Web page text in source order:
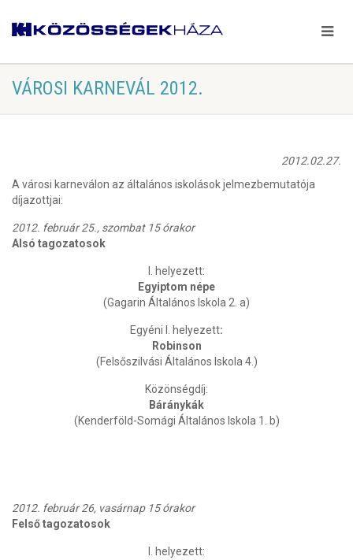
VÁROSI KARNEVÁL 2012.
2012.02.27.
A városi karneválon az általános iskolások jelmezbemutatója
díjazottjai:
2012. február 25., szombat 15 órakor
Alsó tagozatosok
I. helyezett:
Egyiptom népe
(Gagarin Általános Iskola 2. a)
Egyéni I. helyezett:
Robinson
(Felsőszilvási Általános Iskola 4.)
Közönségdíj:
Báránykák
(Kenderföld-Somági Általános Iskola 1. b)
2012. február 26, vasárnap 15 órakor
Felső tagozatosok
I. helyezett: